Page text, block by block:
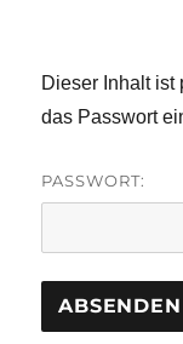
Dieser Inhalt ist
das Passwort
PASSWORT: